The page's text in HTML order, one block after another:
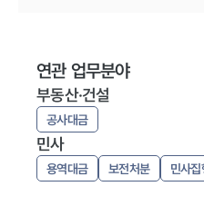
연관 업무분야
부동산·건설
공사대금
민사
용역대금 보전처분 민사